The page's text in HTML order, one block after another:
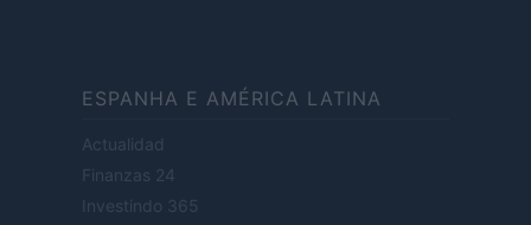
ESPANHA E AMÉRICA LATINA
Actualidad
Finanzas 24
Investindo 365